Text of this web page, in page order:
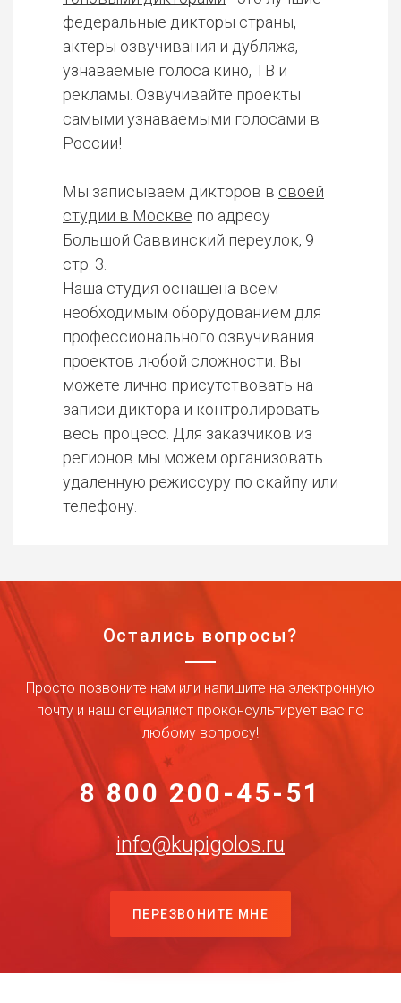
федеральные дикторы страны,
актеры озвучивания и дубляжа,
узнаваемые голоса кино, ТВ и
рекламы. Озвучивайте проекты
самыми узнаваемыми голосами в
России!
Мы записываем дикторов в своей
студии в Москве по адресу
Большой Саввинский переулок, 9
стр. 3.
Наша студия оснащена всем
необходимым оборудованием для
профессионального озвучивания
проектов любой сложности. Вы
можете лично присутствовать на
записи диктора и контролировать
весь процесс. Для заказчиков из
регионов мы можем организовать
удаленную режиссуру по скайпу или
телефону.
Остались вопросы?
Просто позвоните нам или напишите на электронную
почту и наш специалист проконсультирует вас по
любому вопросу!
8 800 200-45-51
info@kupigolos.ru
ПЕРЕЗВОНИТЕ МНЕ